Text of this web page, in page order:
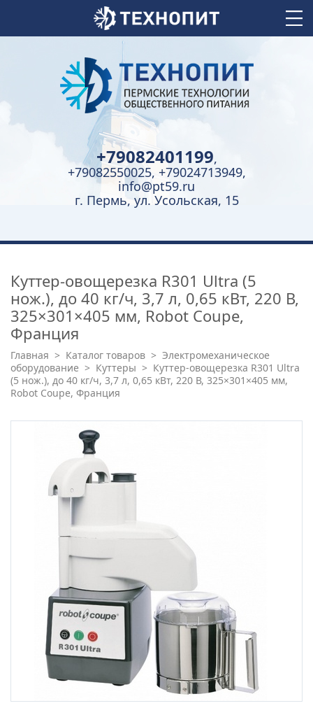
+79082401199,
+79082550025, +79024713949,
info@pt59.ru
г. Пермь, ул. Усольская, 15
Куттер-овощерезка R301 Ultra (5
нож.), до 40 кг/ч, 3,7 л, 0,65 кВт, 220 В,
325×301×405 мм, Robot Coupe,
Франция
Главная > Каталог товаров > Электромеханическое
оборудование > Куттеры > Куттер-овощерезка R301 Ultra
(5 нож.), до 40 кг/ч, 3,7 л, 0,65 кВт, 220 В, 325×301×405 мм,
Robot Coupe, Франция